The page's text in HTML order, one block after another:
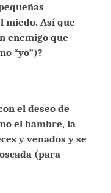
miedo. Así que
enemigo que
“yo”)?
el deseo de
el hambre, la
y venados y se
(para